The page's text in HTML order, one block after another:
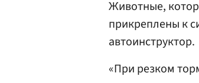
Животные,
прикреплены к
автоинструктор.
«При резком